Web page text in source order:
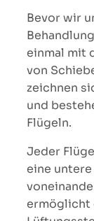
Bevor wir
einmal mit
von
zeichnen
und
Flügeln.
Jeder
eine
ermöglicht